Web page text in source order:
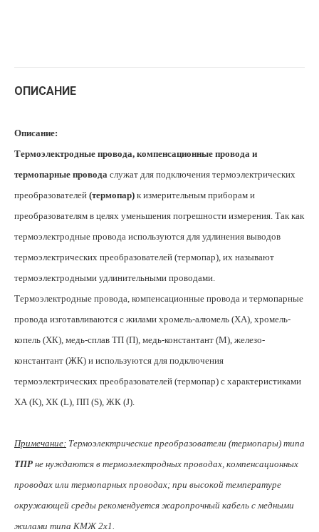
ОПИСАНИЕ
Описание:
Термоэлектродные провода, компенсационные провода и
термопарные провода служат для подключения термоэлектрических
преобразователей (термопар) к измерительным приборам и
преобразователям в целях уменьшения погрешности измерения. Так как
термоэлектродные провода используются для удлинения выводов
термоэлектрических преобразователей (термопар), их называют
термоэлектродными удлинительными проводами.
Термоэлектродные провода, компенсационные провода и термопарные
провода изготавливаются с жилами хромель-алюмель (ХА), хромель-
копель (ХК), медь-сплав ТП (П), медь-константант (М), железо-
константант (ЖК) и используются для подключения
термоэлектрических преобразователей (термопар) с характеристиками
ХА (K), ХК (L), ПП (S), ЖК (J).
Примечание: Термоэлектрические преобразователи (термопары) типа
ТПР не нуждаются в термоэлектродных проводах, компенсационных
проводах или термопарных проводах; при высокой температуре
окружающей среды рекомендуется жаропрочный кабель с медными
жилами типа КМЖ 2х1.